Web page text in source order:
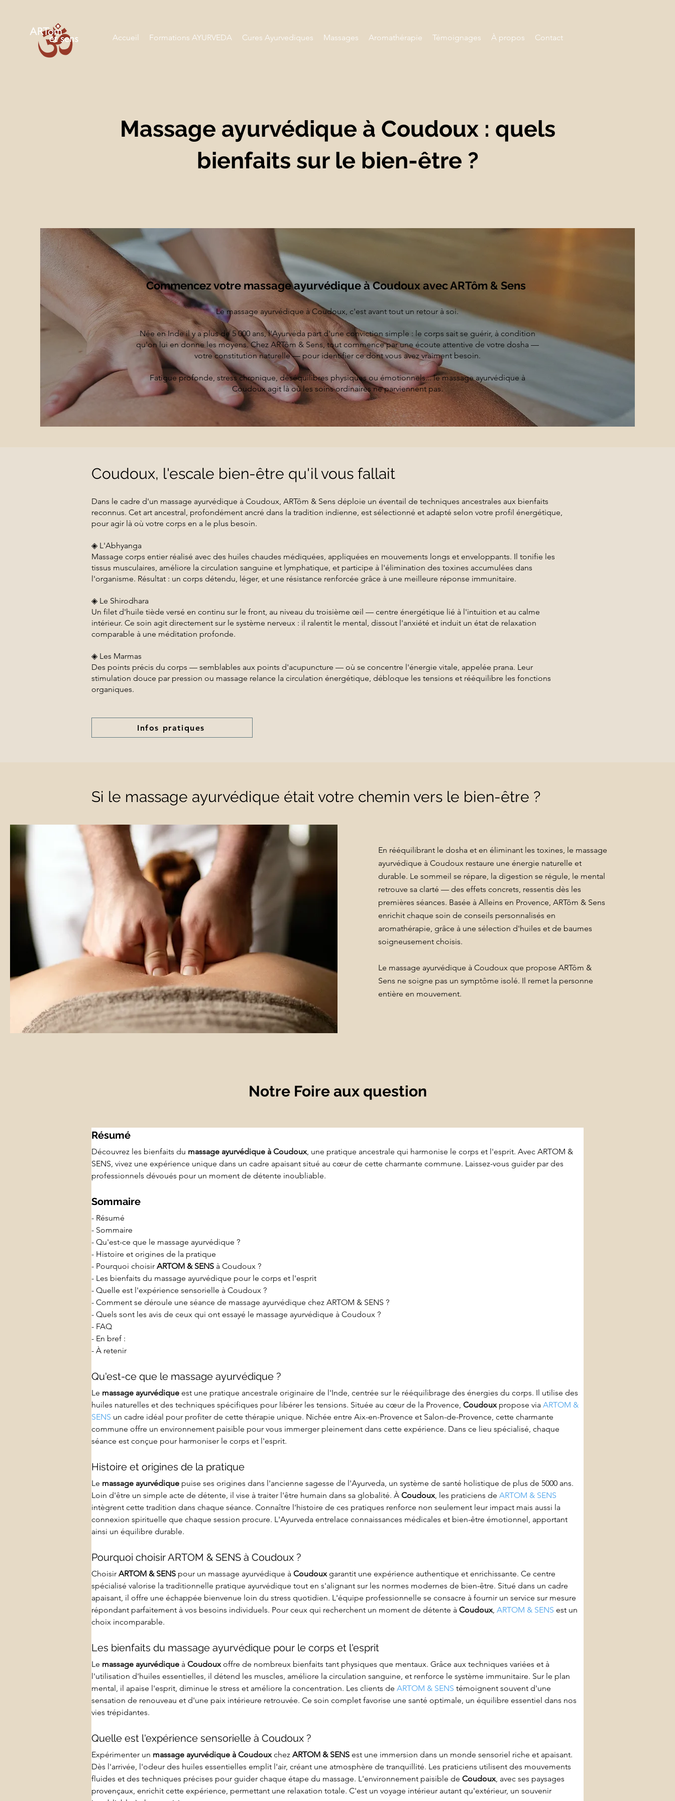
Accueil Formations AYURVEDA Cures Ayurvediques Massages Aromathérapie Témoignages À propos Contact
Massage ayurvédique à Coudoux : quels
bienfaits sur le bien-être ?
Commencez votre massage ayurvédique à Coudoux avec ARTôm & Sens
Le massage ayurvédique à Coudoux, c'est avant tout un retour à soi.
Née en Inde il y a plus de 5 000 ans, l'Ayurvéda part d'une conviction simple : le corps sait se guérir, à condition
qu'on lui en donne les moyens. Chez ARTôm & Sens, tout commence par une écoute attentive de votre dosha —
votre constitution naturelle — pour identifier ce dont vous avez vraiment besoin.
Fatigue profonde, stress chronique, déséquilibres physiques ou émotionnels... le massage ayurvédique à
Coudoux agit là où les soins ordinaires ne parviennent pas.
Coudoux, l'escale bien-être qu'il vous fallait
Dans le cadre d'un massage ayurvédique à Coudoux, ARTôm & Sens déploie un éventail de techniques ancestrales aux bienfaits
reconnus. Cet art ancestral, profondément ancré dans la tradition indienne, est sélectionné et adapté selon votre profil énergétique,
pour agir là où votre corps en a le plus besoin.
◈ L'Abhyanga
Massage corps entier réalisé avec des huiles chaudes médiquées, appliquées en mouvements longs et enveloppants. Il tonifie les
tissus musculaires, améliore la circulation sanguine et lymphatique, et participe à l'élimination des toxines accumulées dans
l'organisme. Résultat : un corps détendu, léger, et une résistance renforcée grâce à une meilleure réponse immunitaire.
◈ Le Shirodhara
Un filet d'huile tiède versé en continu sur le front, au niveau du troisième œil — centre énergétique lié à l'intuition et au calme
intérieur. Ce soin agit directement sur le système nerveux : il ralentit le mental, dissout l'anxiété et induit un état de relaxation
comparable à une méditation profonde.
◈ Les Marmas
Des points précis du corps — semblables aux points d'acupuncture — où se concentre l'énergie vitale, appelée prana. Leur
stimulation douce par pression ou massage relance la circulation énergétique, débloque les tensions et rééquilibre les fonctions
organiques.
Infos pratiques
Si le massage ayurvédique était votre chemin vers le bien-être ?
En rééquilibrant le dosha et en éliminant les toxines, le massage
ayurvédique à Coudoux restaure une énergie naturelle et
durable. Le sommeil se répare, la digestion se régule, le mental
retrouve sa clarté — des effets concrets, ressentis dès les
premières séances. Basée à Alleins en Provence, ARTôm & Sens
enrichit chaque soin de conseils personnalisés en
aromathérapie, grâce à une sélection d'huiles et de baumes
soigneusement choisis.
Le massage ayurvédique à Coudoux que propose ARTôm &
Sens ne soigne pas un symptôme isolé. Il remet la personne
entière en mouvement.
Notre Foire aux question
Résumé
Découvrez les bienfaits du massage ayurvédique à Coudoux, une pratique ancestrale qui harmonise le corps et l'esprit. Avec ARTOM &
SENS, vivez une expérience unique dans un cadre apaisant situé au cœur de cette charmante commune. Laissez-vous guider par des
professionnels dévoués pour un moment de détente inoubliable.
Sommaire
- Résumé
- Sommaire
- Qu'est-ce que le massage ayurvédique ?
- Histoire et origines de la pratique
- Pourquoi choisir ARTOM & SENS à Coudoux ?
- Les bienfaits du massage ayurvédique pour le corps et l'esprit
- Quelle est l'expérience sensorielle à Coudoux ?
- Comment se déroule une séance de massage ayurvédique chez ARTOM & SENS ?
- Quels sont les avis de ceux qui ont essayé le massage ayurvédique à Coudoux ?
- FAQ
- En bref :
- À retenir
Qu'est-ce que le massage ayurvédique ?
Le massage ayurvédique est une pratique ancestrale originaire de l'Inde, centrée sur le rééquilibrage des énergies du corps. Il utilise des
huiles naturelles et des techniques spécifiques pour libérer les tensions. Située au cœur de la Provence, Coudoux propose via ARTOM &
SENS un cadre idéal pour profiter de cette thérapie unique. Nichée entre Aix-en-Provence et Salon-de-Provence, cette charmante
commune offre un environnement paisible pour vous immerger pleinement dans cette expérience. Dans ce lieu spécialisé, chaque
séance est conçue pour harmoniser le corps et l'esprit.
Histoire et origines de la pratique
Le massage ayurvédique puise ses origines dans l'ancienne sagesse de l'Ayurveda, un système de santé holistique de plus de 5000 ans.
Loin d'être un simple acte de détente, il vise à traiter l'être humain dans sa globalité. À Coudoux, les praticiens de ARTOM & SENS
intègrent cette tradition dans chaque séance. Connaître l'histoire de ces pratiques renforce non seulement leur impact mais aussi la
connexion spirituelle que chaque session procure. L'Ayurveda entrelace connaissances médicales et bien-être émotionnel, apportant
ainsi un équilibre durable.
Pourquoi choisir ARTOM & SENS à Coudoux ?
Choisir ARTOM & SENS pour un massage ayurvédique à Coudoux garantit une expérience authentique et enrichissante. Ce centre
spécialisé valorise la traditionnelle pratique ayurvédique tout en s'alignant sur les normes modernes de bien-être. Situé dans un cadre
apaisant, il offre une échappée bienvenue loin du stress quotidien. L'équipe professionnelle se consacre à fournir un service sur mesure
répondant parfaitement à vos besoins individuels. Pour ceux qui recherchent un moment de détente à Coudoux, ARTOM & SENS est un
choix incomparable.
Les bienfaits du massage ayurvédique pour le corps et l'esprit
Le massage ayurvédique à Coudoux offre de nombreux bienfaits tant physiques que mentaux. Grâce aux techniques variées et à
l'utilisation d'huiles essentielles, il détend les muscles, améliore la circulation sanguine, et renforce le système immunitaire. Sur le plan
mental, il apaise l'esprit, diminue le stress et améliore la concentration. Les clients de ARTOM & SENS témoignent souvent d'une
sensation de renouveau et d'une paix intérieure retrouvée. Ce soin complet favorise une santé optimale, un équilibre essentiel dans nos
vies trépidantes.
Quelle est l'expérience sensorielle à Coudoux ?
Expérimenter un massage ayurvédique à Coudoux chez ARTOM & SENS est une immersion dans un monde sensoriel riche et apaisant.
Dès l'arrivée, l'odeur des huiles essentielles emplit l'air, créant une atmosphère de tranquillité. Les praticiens utilisent des mouvements
fluides et des techniques précises pour guider chaque étape du massage. L'environnement paisible de Coudoux, avec ses paysages
provençaux, enrichit cette expérience, permettant une relaxation totale. C'est un voyage intérieur autant qu'extérieur, un souvenir